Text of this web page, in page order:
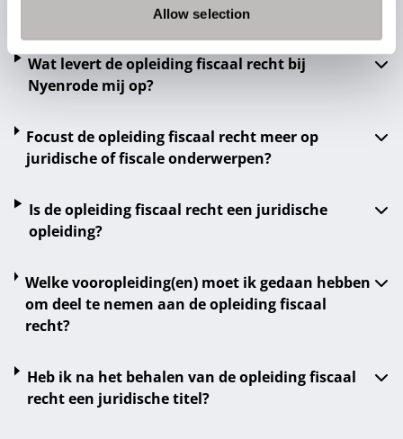
Allow selection
Wat levert de opleiding fiscaal recht bij
Nyenrode mij op?
Focust de opleiding fiscaal recht meer op
juridische of fiscale onderwerpen?
Is de opleiding fiscaal recht een juridische
opleiding?
Welke vooropleiding(en) moet ik gedaan hebben
om deel te nemen aan de opleiding fiscaal
recht?
Heb ik na het behalen van de opleiding fiscaal
recht een juridische titel?